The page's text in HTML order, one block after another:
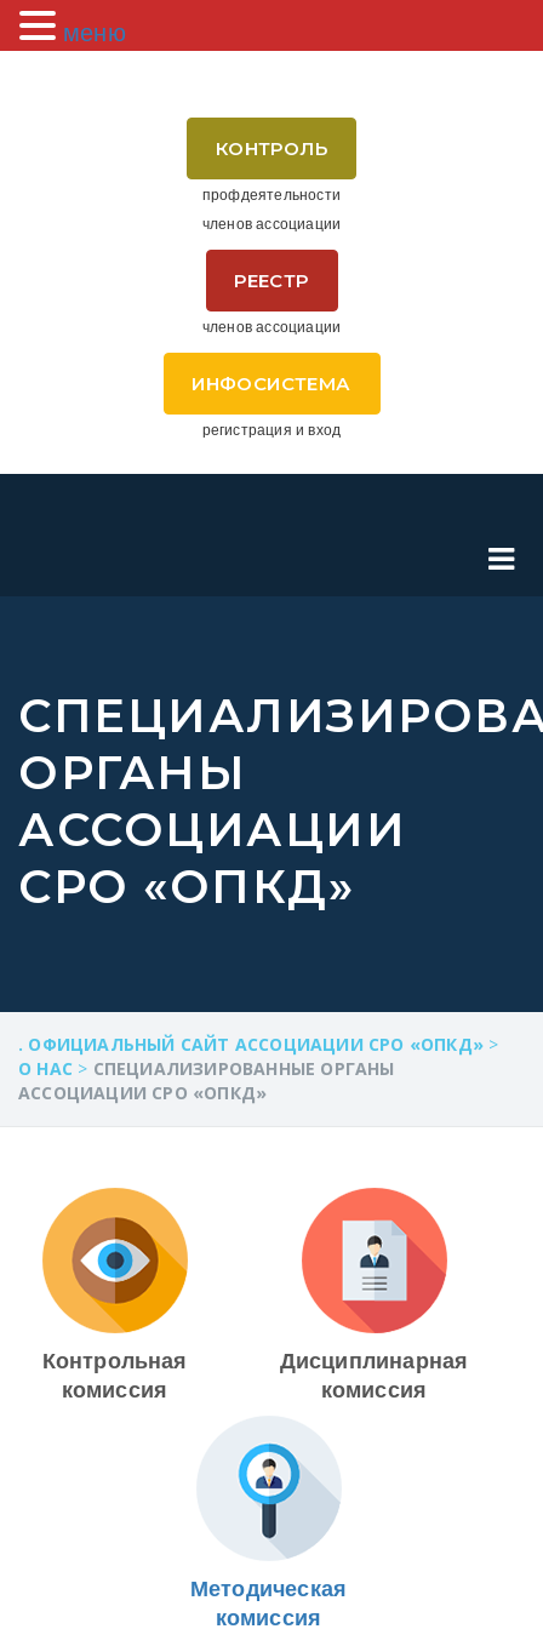
КОНТРОЛЬ
профдеятельности
членов ассоциации
РЕЕСТР
членов ассоциации
ИНФОСИСТЕМА
регистрация и вход
ОРГАНЫ
АССОЦИАЦИИ
СРО «ОПКД»
. ОФИЦИАЛЬНЫЙ САЙТ АССОЦИАЦИИ СРО «ОПКД» >
О НАС > СПЕЦИАЛИЗИРОВАННЫЕ ОРГАНЫ
АССОЦИАЦИИ СРО «ОПКД»
Контрольная
комиссия
Дисциплинарная
комиссия
Методическая
комиссия
меню